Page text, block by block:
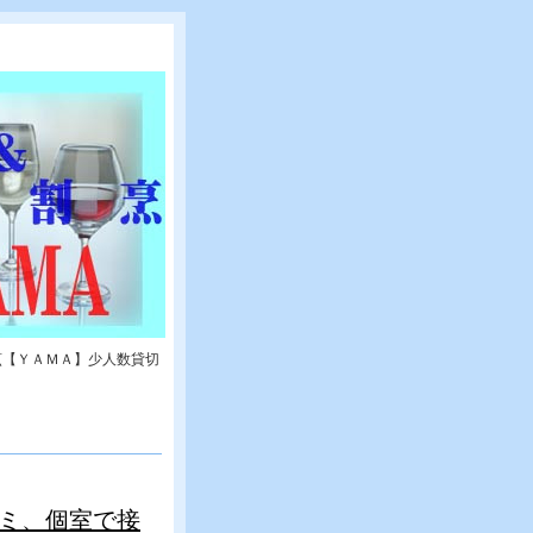
ＹＡＭＡ】少人数貸切
、個室で接